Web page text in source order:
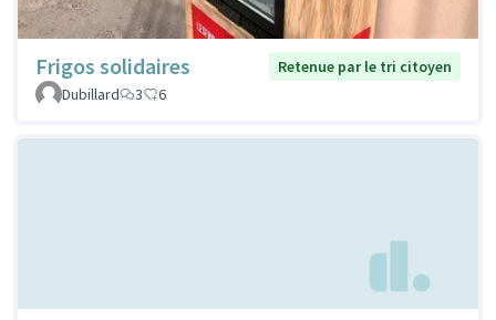
Frigos solidaires
Retenue par le tri citoyen
Dubillard
3 6